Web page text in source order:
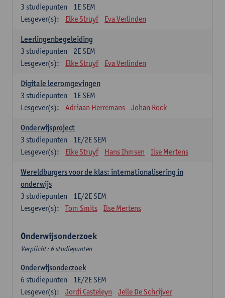
1E SEM
3 studiepunten
Lesgever(s):
Elke Struyf Eva Verlinden
Leerlingenbegeleiding
2E SEM
3 studiepunten
Lesgever(s):
Elke Struyf Eva Verlinden
Digitale leeromgevingen
1E SEM
3 studiepunten
Lesgever(s):
Adriaan Herremans Johan Rock
Onderwijsproject
1E/2E SEM
3 studiepunten
Lesgever(s):
Elke Struyf Hans Ihmsen Ilse Mertens
Wereldburgers voor de klas: internationalisering in
onderwijs
1E/2E SEM
3 studiepunten
Lesgever(s):
Tom Smits Ilse Mertens
Onderwijsonderzoek
Verplicht: 6 studiepunten
Onderwijsonderzoek
1E/2E SEM
6 studiepunten
Lesgever(s):
Jordi Casteleyn Jelle De Schrijver